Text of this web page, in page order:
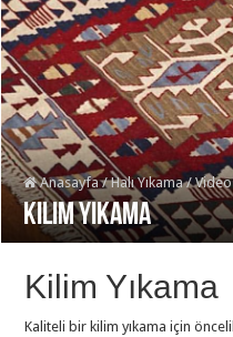
Anasayfa / Halı Yıkama /
Kilim Yıkama
Kilim Yıkama
Kaliteli bir kilim yıkama için